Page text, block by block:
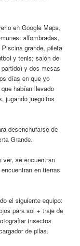
en Google Maps,
alfombradas,
grande, pileta
y tenis; salón de
y dos mesas
días en que yo
habían llevado
jugando jueguitos
desenchufarse de
Grande.
ver, se encuentran
en tierras
el siguiente equipo:
para sol + traje de
insectos
de pilas.